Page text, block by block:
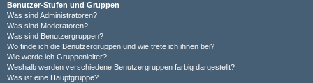
Benutzer-Stufen und Gruppen
Was sind Administratoren?
Was sind Moderatoren?
Was sind Benutzergruppen?
Wo finde ich die Benutzergruppen und wie trete ich ihnen bei?
Wie werde ich Gruppenleiter?
Weshalb werden verschiedene Benutzergruppen farbig dargestellt?
Was ist eine Hauptgruppe?